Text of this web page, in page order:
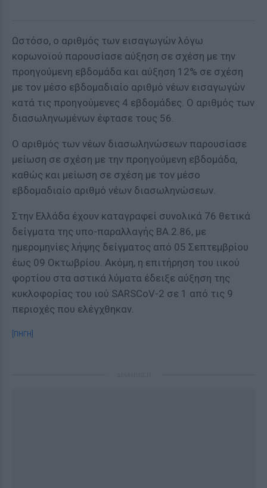
Ωστόσο, ο αριθμός των εισαγωγών λόγω
κορωνοϊού παρουσίασε αύξηση σε σχέση με την
προηγούμενη εβδομάδα και αύξηση 12% σε σχέση
με τον μέσο εβδομαδιαίο αριθμό νέων εισαγωγών
κατά τις προηγούμενες 4 εβδομάδες. Ο αριθμός των
διασωληνωμένων έφτασε τους 56.
Ο αριθμός των νέων διασωληνώσεων παρουσίασε
μείωση σε σχέση με την προηγούμενη εβδομάδα,
καθώς και μείωση σε σχέση με τον μέσο
εβδομαδιαίο αριθμό νέων διασωληνώσεων.
Στην Ελλάδα έχουν καταγραφεί συνολικά 76 θετικά
δείγματα της υπο-παραλλαγής BA.2.86, με
ημερομηνίες λήψης δείγματος από 05 Σεπτεμβρίου
έως 09 Οκτωβρίου. Ακόμη, η επιτήρηση του ιικού
φορτίου στα αστικά λύματα έδειξε αύξηση της
κυκλοφορίας του ιού SARSCoV-2 σε 1 από τις 9
περιοχές που ελέγχθηκαν.
[ΠΗΓΗ]